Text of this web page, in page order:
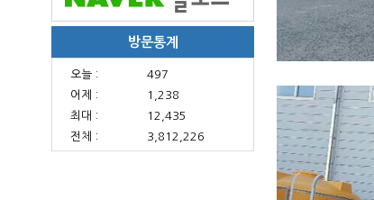
방문통계
오늘 :
497
어제 :
1,238
최대 :
12,435
전체 :
3,812,226